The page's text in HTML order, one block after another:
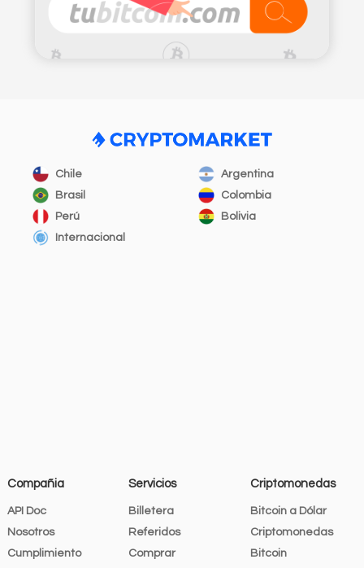
Chile
Argentina
Brasil
Colombia
Perú
Bolivia
Internacional
Compañia
API Doc
Nosotros
Cumplimiento
Servicios
Billetera
Referidos
Comprar
Criptomonedas
Bitcoin a Dólar
Criptomonedas
Bitcoin